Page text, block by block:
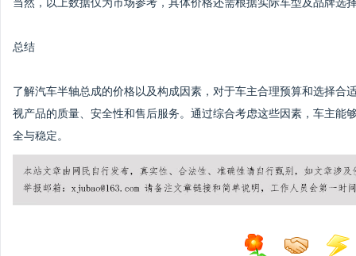
总结
了解汽车半轴总成的价格以及构成因素，对于车主合理预算和选择
视产品的质量、安全性和售后服务。通过综合考虑这些因素，车主能
全与稳定。